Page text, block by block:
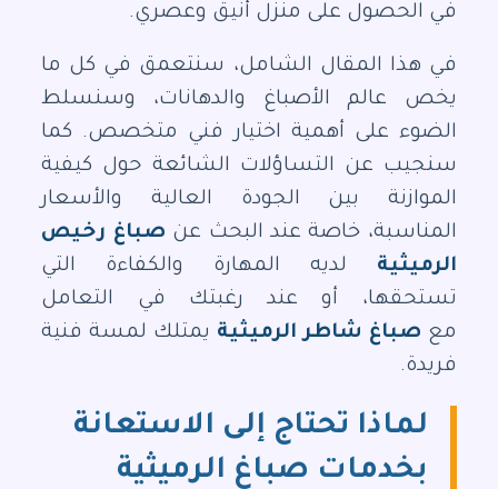
في الحصول على منزل أنيق وعصري.
في هذا المقال الشامل، سنتعمق في كل ما
يخص عالم الأصباغ والدهانات، وسنسلط
الضوء على أهمية اختيار فني متخصص. كما
سنجيب عن التساؤلات الشائعة حول كيفية
الموازنة بين الجودة العالية والأسعار
المناسبة، خاصة عند البحث عن صباغ رخيص
الرميثية لديه المهارة والكفاءة التي
تستحقها، أو عند رغبتك في التعامل
مع صباغ شاطر الرميثية يمتلك لمسة فنية
فريدة.
لماذا تحتاج إلى الاستعانة
بخدمات صباغ الرميثية